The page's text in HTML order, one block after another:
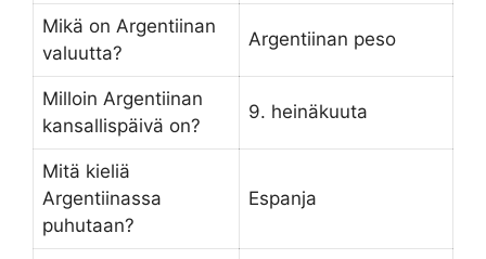
Mikä on Argentiinan
valuutta?
Argentiinan peso
Milloin Argentiinan
kansallispäivä on?
9. heinäkuuta
Mitä kieliä
Argentiinassa
puhutaan?
Espanja